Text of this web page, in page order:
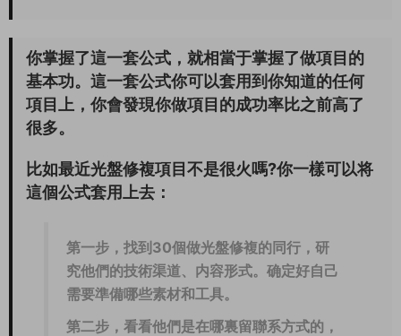
你掌握了這一套公式，就相當于掌握了做項目的
基本功。這一套公式你可以套用到你知道的任何
項目上，你會發現你做項目的成功率比之前高了
很多。
比如最近光盤修複項目不是很火嗎?你一樣可以将
這個公式套用上去：
第一步，找到30個做光盤修複的同行，研
究他們的技術渠道、内容形式。确定好自己
需要準備哪些素材和工具。
第二步，看看他們是在哪裏留聯系方式的，